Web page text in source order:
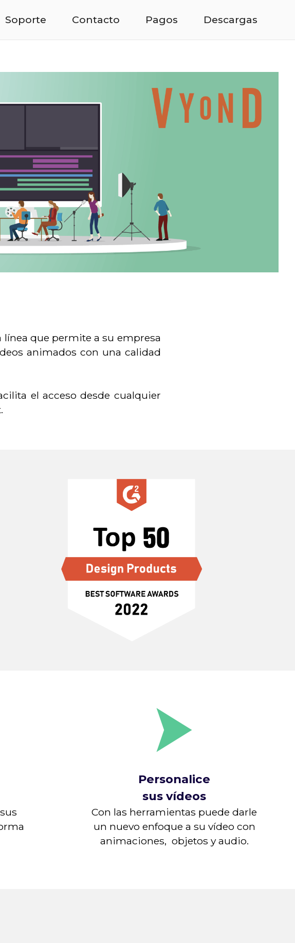
Soporte Contacto Pagos Descargas
que permite a su empresa
animados con una calidad
el acceso desde cualquier
Personalice
sus vídeos
Con las herramientas puede darle
un nuevo enfoque a su vídeo con
animaciones, objetos y audio.